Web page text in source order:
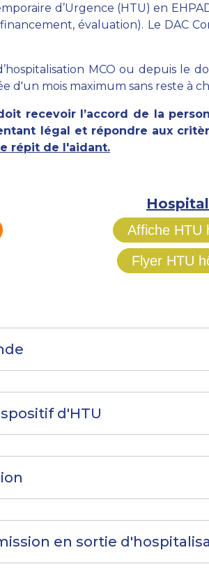
d’Urgence (HTU) en
évaluation). Le DAC
MCO ou depuis le
d'un mois maximum sans reste à
doit recevoir l’accord de la
légal et répondre aux
répit de l'aidant.
Affiche HTU
Flyer HTU
d'HTU
en sortie